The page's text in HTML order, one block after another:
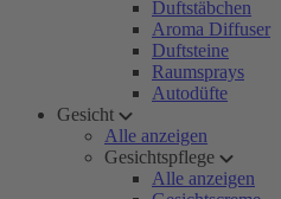
Duftstäbchen
Aroma Diffuser
Duftsteine
Raumsprays
Autodüfte
Gesicht
Alle anzeigen
Gesichtspflege
Alle anzeigen